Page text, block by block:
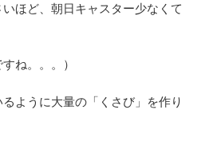
ほど、朝日キャスター少なくて
ね。。。）
ように大量の「くさび」を作り